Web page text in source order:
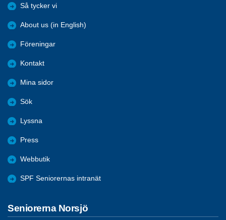
Så tycker vi
About us (in English)
Föreningar
Kontakt
Mina sidor
Sök
Lyssna
Press
Webbutik
SPF Seniorernas intranät
Seniorerna Norsjö